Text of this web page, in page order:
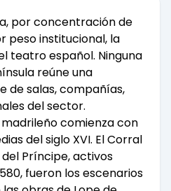
por concentración de
peso institucional, la
teatro español. Ninguna
reúne una
de salas, compañías,
del sector.
comienza con
del siglo XVI. El Corral
Príncipe, activos
fueron los escenarios